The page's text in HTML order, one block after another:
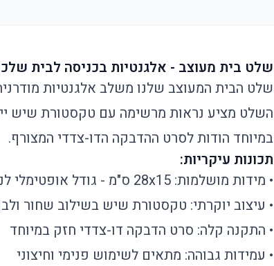
שלט בית מעוצב - אלגנטיות בכניסה לבית
השלט מציע נראות מרשימה עם טקסטורת שיש
במיוחד הודות לסרט ההדבקה הדו-צדדי המצורף.
תכונות עיקריות:
• מידות מושלמות: 28x15 ס"מ - גודל אופטימלי לנראות מצוינת
• עיצוב יוקרתי: טקסטורת שיש בשילוב שחור
• התקנה קלה: סרט הדבקה דו-צדדי חזק במיוחד
• עמידות גבוהה: מתאים לשימוש פנימי וחיצוני